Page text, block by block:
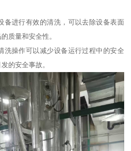
备进行有效的清洗，可以去除设备表面
质量和安全性。
洗操作可以减少设备运行过程中的安全
的安全事故。